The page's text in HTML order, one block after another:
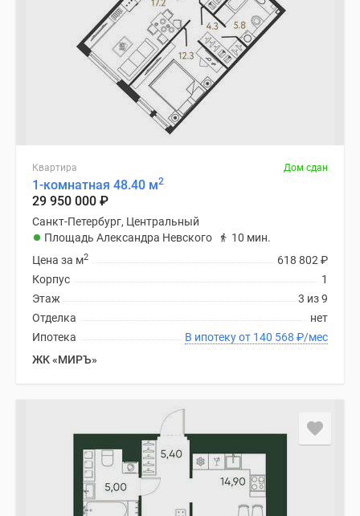
Квартира Дом сдан
1-комнатная 48.40 м2
29 950 000 ₽
Санкт-Петербург, Центральный
Площадь Александра Невского
10 мин.
618 802 ₽
Цена за м2
1
Корпус
3 из 9
Этаж
нет
Отделка
В ипотеку от 140 568 ₽/мес
Ипотека
ЖК «МИРЪ»